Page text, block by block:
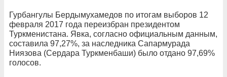
Гурбангулы Бердымухамедов по итогам выборов 12
февраля 2017 года переизбран президентом
Туркменистана. Явка, согласно официальным данным,
составила 97,27%, за наследника Сапармурада
Ниязова (Сердара Туркменбаши) было отдано 97,69%
голосов.